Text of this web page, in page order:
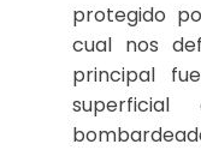
protegido
cual nos
principal